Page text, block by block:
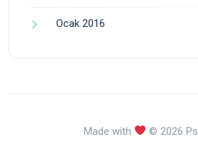
Ocak 2016
Made with © 2026